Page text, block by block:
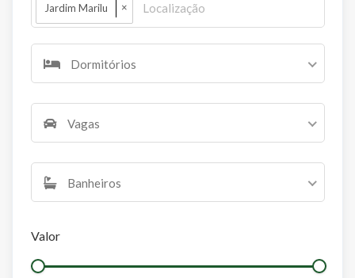
Jardim Marilu ×
Dormitórios
Vagas
Banheiros
Valor